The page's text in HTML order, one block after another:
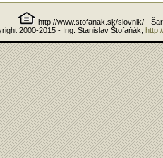
http://www.stofanak.sk/slovnik/ -
2000-2015 - Ing. Stanislav Štofaňák,